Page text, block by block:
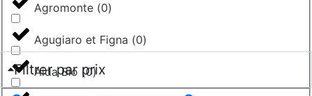
Agromonte (0)
Agugiaro et Figna (0)
Aida Bio (0)
Filtrer par prix